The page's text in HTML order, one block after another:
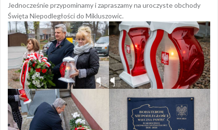
Jednocześnie przypominamy i zapraszamy na uroczyste obchody
Święta Niepodległości do Mikluszowic.